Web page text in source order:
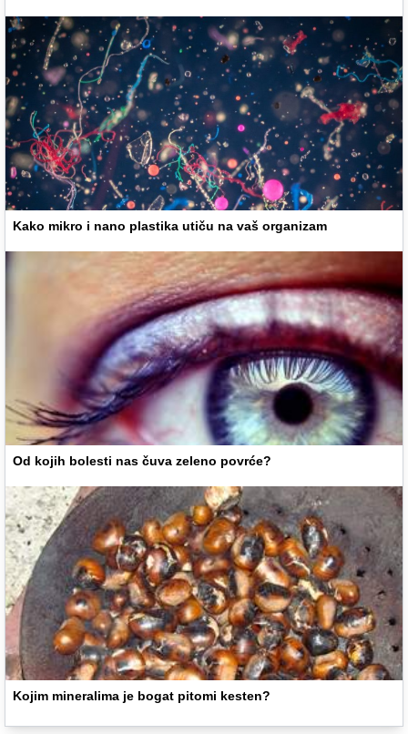
Kako mikro i nano plastika utiču na vaš organizam
Od kojih bolesti nas čuva zeleno povrće?
Kojim mineralima je bogat pitomi kesten?